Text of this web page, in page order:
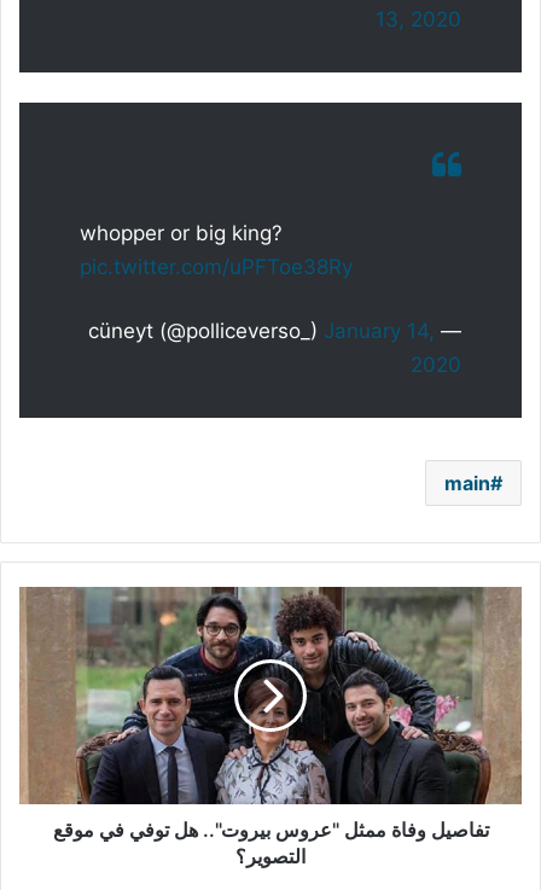
13, 2020
whopper or big king?
pic.twitter.com/uPFToe38Ry
— cüneyt (@polliceverso_)
January 14,
2020
main
تفاصيل
وفاة
ممثل
"عروس
بيروت"..
توفي
في
موقع
التصوير؟تفاصيل وفاة ممثل "عروس بيروت".. هل توفي في موقع
التصوير؟